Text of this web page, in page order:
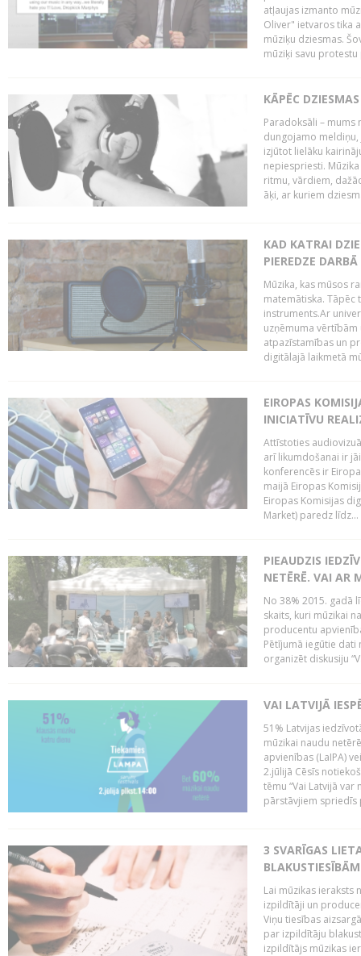
atļaujas izmanto
Oliver" ietvaros tika
mūziķu dziesmas.
mūziķi savu
KĀPĒC
Paradoksāli – mums
dungojamo
izjūtot lielāku
nepiespriesti.
ritmu, vārdiem,
āķi, ar kuriem
KAD KATRAI
PIEREDZE
Mūzika, kas mūsos
matemātiska. Tāpēc
instruments.Ar
uzņēmuma
atpazīstamības un
digitālajā laikmetā
EIROPAS
INICIATĪVU
Attīstoties
arī likumdošanai ir
konferencēs ir
maijā Eiropas
Eiropas Komisijas
Market) paredz līdz...
PIEAUDZIS
NETĒRĒ. VAI AR
No 38% 2015. gadā
skaits, kuri mūzikai
producentu
Pētījumā iegūtie dati
organizēt diskusiju
VAI LATVIJĀ
51% Latvijas
mūzikai naudu
apvienības (LaIPA)
2.jūlijā Cēsīs
tēmu “Vai Latvijā
pārstāvjiem spriedīs
3 SVARĪGAS
BLAKUSTIESĪBĀM
Lai mūzikas ieraksts
izpildītāji un
Viņu tiesības
par izpildītāju
izpildītājs mūzikas